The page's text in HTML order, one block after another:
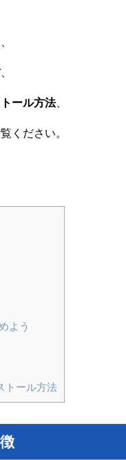
ール方法、
ください。
よう
トール方法